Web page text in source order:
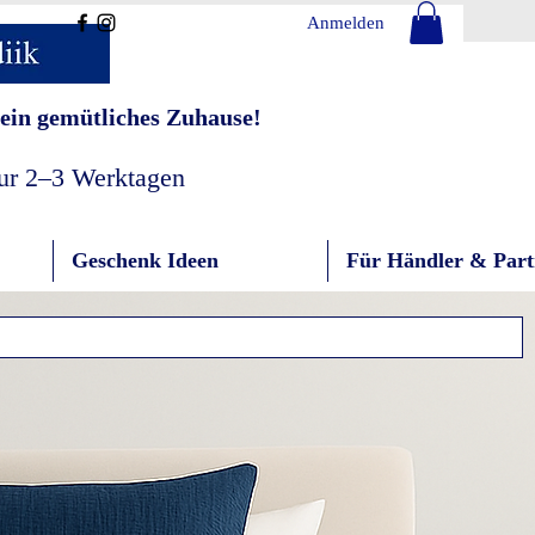
gemütliches Zuhause!
2–3 Werktagen
Anmelden
Geschenk Ideen Für Händler &